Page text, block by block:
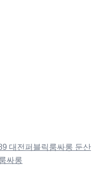
대전퍼블릭룸싸롱 둔산
싸롱